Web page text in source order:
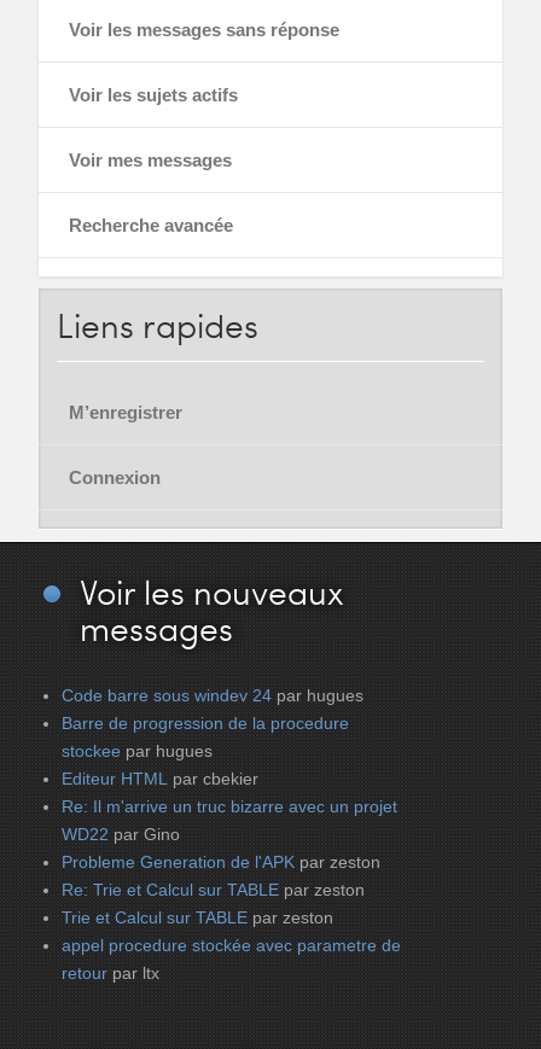
Voir les messages sans réponse
Voir les sujets actifs
Voir mes messages
Recherche avancée
Liens rapides
M’enregistrer
Connexion
Voir les nouveaux
messages
Code barre sous windev 24 par hugues
Barre de progression de la procedure
stockee par hugues
Editeur HTML par cbekier
Re: Il m'arrive un truc bizarre avec un projet
WD22 par Gino
Probleme Generation de l'APK par zeston
Re: Trie et Calcul sur TABLE par zeston
Trie et Calcul sur TABLE par zeston
appel procedure stockée avec parametre de
retour par ltx